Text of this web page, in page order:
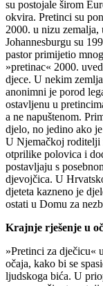
su postojale širom
okvira. Pretinci su
2000. u nizu zemalja,
Johannesburgu su
pastor primijetio
»pretinac« 2000.
djece. U nekim
anonimni je porod
ostavljenu u
a ne napuštenom.
djelo, no jedino ako
U Njemačkoj roditelji
otprilike polovica i
postavljaju s
djevojčica. U
djeteta kazneno je
ostati u Domu za
Krajnje rješenje u
»Pretinci za dječicu«
očaja, kako bi se
ljudskoga bića. U